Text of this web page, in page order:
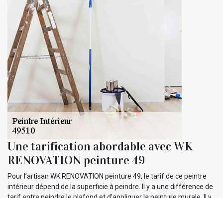
Une tarification abordable avec WK
RENOVATION peinture 49
Pour l’artisan WK RENOVATION peinture 49, le tarif de ce peintre
intérieur dépend de la superficie à peindre. Il y a une différence de